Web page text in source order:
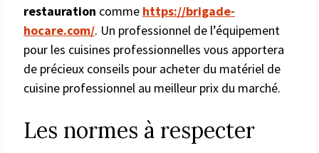
restauration comme https://brigade-
hocare.com/. Un professionnel de l’équipement
pour les cuisines professionnelles vous apportera
de précieux conseils pour acheter du matériel de
cuisine professionnel au meilleur prix du marché.
Les normes à respecter